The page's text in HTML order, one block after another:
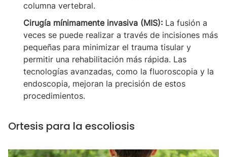
columna vertebral.
Cirugía mínimamente invasiva (MIS): La fusión a
veces se puede realizar a través de incisiones más
pequeñas para minimizar el trauma tisular y
permitir una rehabilitación más rápida. Las
tecnologías avanzadas, como la fluoroscopia y la
endoscopia, mejoran la precisión de estos
procedimientos.
Ortesis para la escoliosis